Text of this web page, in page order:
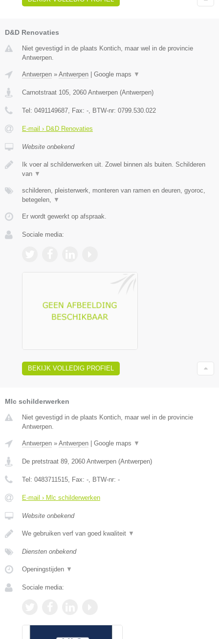
D&D Renovaties
Niet gevestigd in de plaats Kontich, maar wel in de provincie
Antwerpen.
Antwerpen » Antwerpen Google maps ▼
Carnotstraat 105, 2060 Antwerpen (Antwerpen)
Tel: 0491149687, Fax: -, BTW-nr: 0799.530.022
E-mail › D&D Renovaties
Website onbekend
Ik voer al schilderwerken uit. Zowel binnen als buiten. Schilderen
van ▼
schilderen, pleisterwerk, monteren van ramen en deuren, gyoroc,
betegelen, ▼
Er wordt gewerkt op afspraak.
Sociale media:
BEKIJK VOLLEDIG PROFIEL
Mlc schilderwerken
Niet gevestigd in de plaats Kontich, maar wel in de provincie
Antwerpen.
Antwerpen » Antwerpen Google maps ▼
De pretstraat 89 2060 Antwerpen (Antwerpen)
Tel: 0483711515 , Fax: - , BTW-nr: -
E-mail › Mlc schilderwerken
Website onbekend
We gebruiken verf van goed kwaliteit ▼
Diensten onbekend
Openingstijden ▼
Sociale media: